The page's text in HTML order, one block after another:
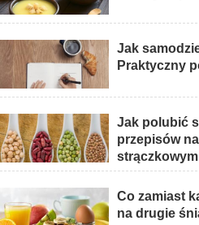
Jak
Praktyczny
Jak polubić
przepisów
Co zamiast
na drugie